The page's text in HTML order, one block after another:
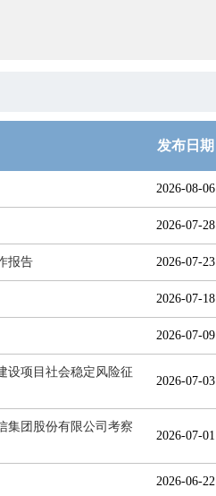
发布日期
2026-08-06
2026-07-28
报告 2026-07-23
2026-07-18
2026-07-09
设项目社会稳定风险征
2026-07-03
集团股份有限公司考察
2026-07-01
2026-06-22